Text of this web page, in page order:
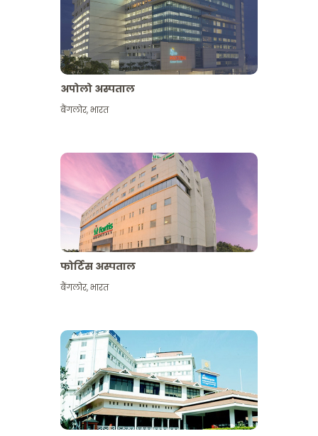
अपोलो अस्पताल
बैंगलोर,भारत
फोर्टिस अस्पताल
बैंगलोर,भारत